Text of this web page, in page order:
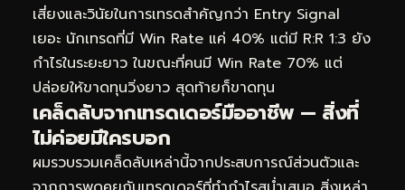
เสี่ยงและวินัยในการเทรดสำคัญกว่า Entry Signal
เยอะ นักเทรดที่มี Win Rate แค่ 40% แต่มี R:R 1:3 ยัง
กำไรในระยะยาว ในขณะที่คนมี Win Rate 70% แต่
ปล่อยให้ขาดทุนวิ่งยาว สุดท้ายก็ขาดทุน
เคล็ดลับจากเทรดเดอร์มืออาชีพ — สิ่งที่
ไม่ค่อยมีใครบอก
ผมรวบรวมเคล็ดลับเหล่านี้จากประสบการณ์ส่วนตัวและ